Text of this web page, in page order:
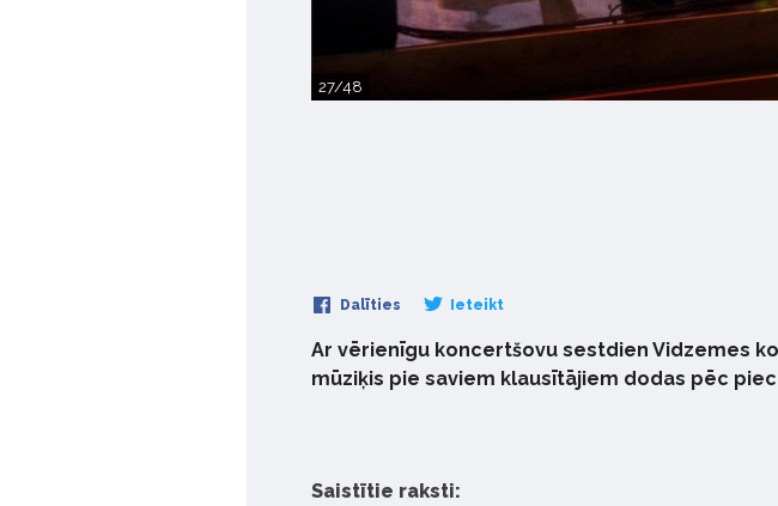
27/48
Dalīties Ieteikt
Ar vērienīgu koncertšovu sestdien Vidzemes
mūziķis pie saviem klausītājiem dodas pēc
Saistītie raksti: